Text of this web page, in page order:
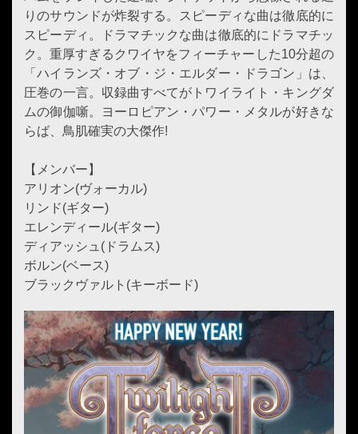
りのサウンドが炸裂する。スピーディな曲は徹底的に
スピーディ。ドラマチックな曲は徹底的にドラマチッ
ク。重厚すぎるクワイヤをフィーチャーした10分超の
「ハイランズ・オブ・ジ・エルダー・ドラゴン」は、
圧巻の一言。収録曲すべてがトワイライト・キングダ
ムの御伽噺。ヨーロピアン・パワー・メタルが好きな
らば、鳥肌確実の大傑作!
【メンバー】
アリオン(ヴォーカル)
リンド(ギター)
エレンディール(ギター)
ディアッシュ(ドラムス)
ボルン(ベース)
ブラックヴァルト(キーボード)